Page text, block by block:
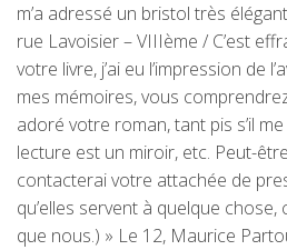
m’a adressé un bristol très
rue Lavoisier – VIIIème / C’est
votre livre, j’ai eu l’impression de
mes mémoires, vous
adoré votre roman, tant pis s’il
lecture est un miroir, etc. Peut-
contacterai votre attachée de
qu’elles servent à quelque chose,
que nous.) » Le 12, Maurice